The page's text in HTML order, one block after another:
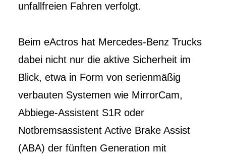
unfallfreien Fahren verfolgt.
Beim eActros hat Mercedes-Benz Trucks
dabei nicht nur die aktive Sicherheit im
Blick, etwa in Form von serienmäßig
verbauten Systemen wie MirrorCam,
Abbiege-Assistent S1R oder
Notbremsassistent Active Brake Assist
(ABA) der fünften Generation mit